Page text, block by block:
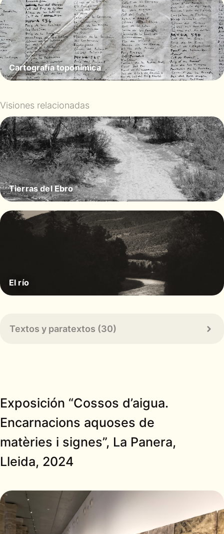
Cartografía toponímica
Visiones relacionadas
Tierras del Ebro
El río
Textos y paratextos (30)
Exposición “Cossos d’aigua.
Encarnacions aquoses de
matèries i signes”, La Panera,
Lleida, 2024